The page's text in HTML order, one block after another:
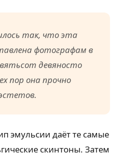
так, что эта
фотографам в
девяносто
пор она прочно
эмульсии даёт те самые
скинтоны. Затем